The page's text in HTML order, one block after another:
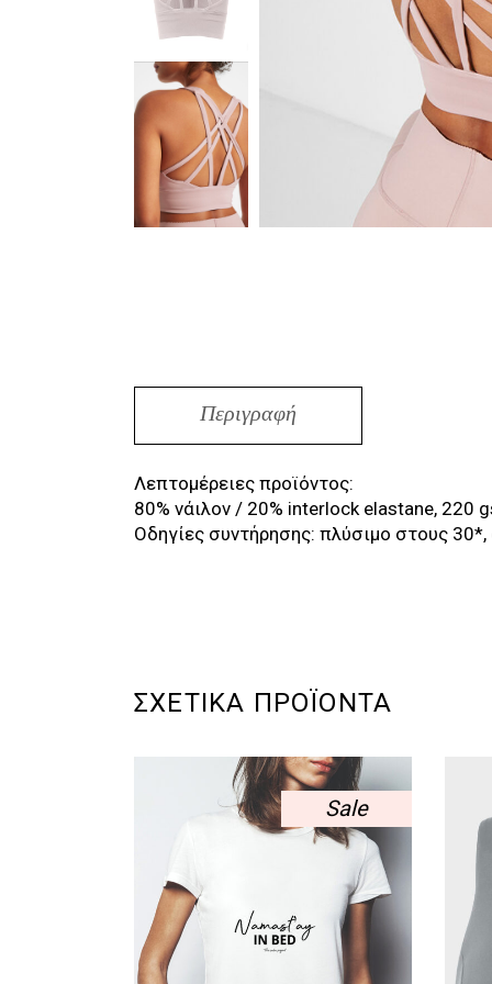
Περιγραφή
Λεπτομέρειες προϊόντος:
80% νάιλον / 20% interlock elastane, 220
Οδηγίες συντήρησης: πλύσιμο στους 30*,
ΣΧΕΤΙΚΆ ΠΡΟΪΌΝΤΑ
Sale
Αυτό